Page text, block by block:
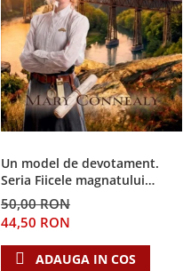
Un model de devotament.
Seria Fiicele magnatului
forestier 3
50,00 RON
44,50 RON
ADAUGA IN COS